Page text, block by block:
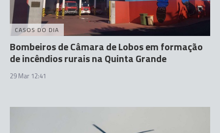
CASOS DO DIA
Bombeiros de Câmara de Lobos em formação
de incêndios rurais na Quinta Grande
29 Mar 12:41